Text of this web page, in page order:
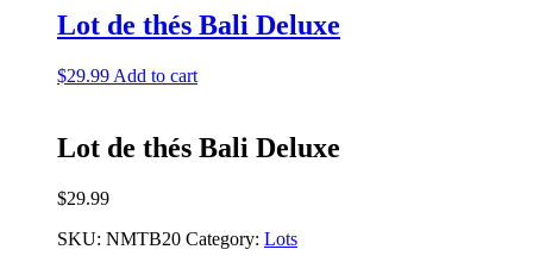
quantity
Lot de thés Bali Deluxe
$29.99 Add to cart
Lot de thés Bali Deluxe
$29.99
SKU: NMTB20 Category: Lots